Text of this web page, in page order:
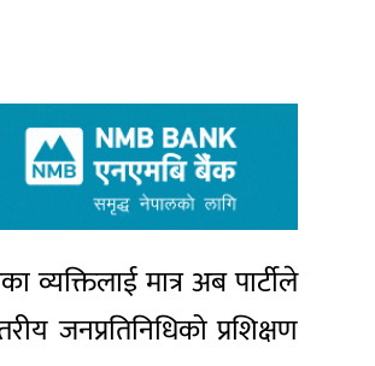
व्यक्तिलाई मात्र अब पार्टीले
जनप्रतिनिधिको प्रशिक्षण